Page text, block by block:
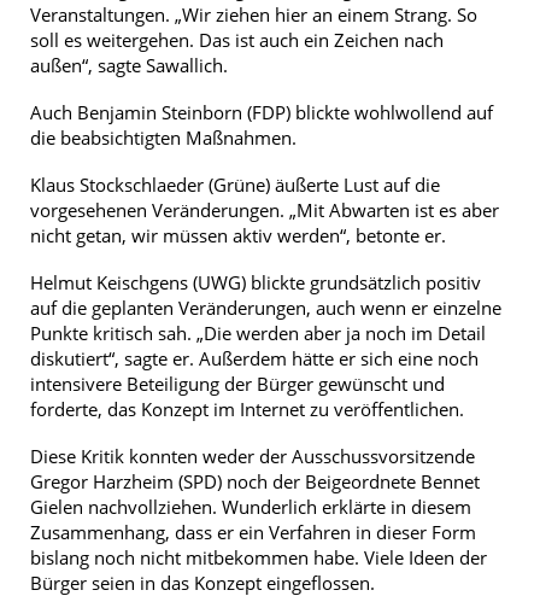
Veranstaltungen. „Wir ziehen hier an einem Strang. So
soll es weitergehen. Das ist auch ein Zeichen nach
außen“, sagte Sawallich.
Auch Benjamin Steinborn (FDP) blickte wohlwollend auf
die beabsichtigten Maßnahmen.
Klaus Stockschlaeder (Grüne) äußerte Lust auf die
vorgesehenen Veränderungen. „Mit Abwarten ist es aber
nicht getan, wir müssen aktiv werden“, betonte er.
Helmut Keischgens (UWG) blickte grundsätzlich positiv
auf die geplanten Veränderungen, auch wenn er einzelne
Punkte kritisch sah. „Die werden aber ja noch im Detail
diskutiert“, sagte er. Außerdem hätte er sich eine noch
intensivere Beteiligung der Bürger gewünscht und
forderte, das Konzept im Internet zu veröffentlichen.
Diese Kritik konnten weder der Ausschussvorsitzende
Gregor Harzheim (SPD) noch der Beigeordnete Bennet
Gielen nachvollziehen. Wunderlich erklärte in diesem
Zusammenhang, dass er ein Verfahren in dieser Form
bislang noch nicht mitbekommen habe. Viele Ideen der
Bürger seien in das Konzept eingeflossen.